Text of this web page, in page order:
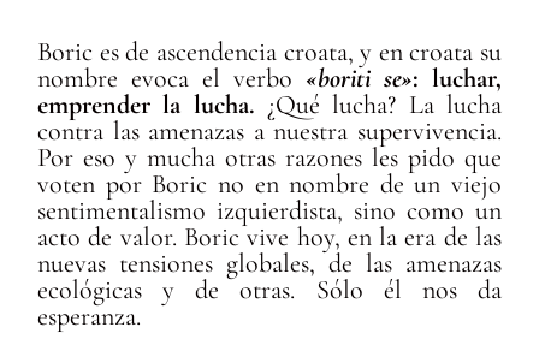
Boric es de ascendencia croata, y en croata su
nombre evoca el verbo «boriti se»: luchar,
emprender la lucha. ¿Qué lucha? La lucha
contra las amenazas a nuestra supervivencia.
Por eso y mucha otras razones les pido que
voten por Boric no en nombre de un viejo
sentimentalismo izquierdista, sino como un
acto de valor. Boric vive hoy, en la era de las
nuevas tensiones globales, de las amenazas
ecológicas y de otras. Sólo él nos da
esperanza.